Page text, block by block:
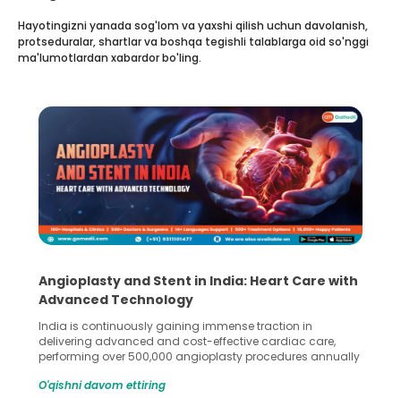
Hayotingizni yanada sog'lom va yaxshi qilish uchun davolanish,
protseduralar, shartlar va boshqa tegishli talablarga oid so'nggi
ma'lumotlardan xabardor bo'ling.
Angioplasty and Stent in India: Heart Care with
Advanced Technology
India is continuously gaining immense traction in
delivering advanced and cost-effective cardiac care,
performing over 500,000 angioplasty procedures annually
globe are searching for treatments like angioplasty and
O'qishni davom ettiring